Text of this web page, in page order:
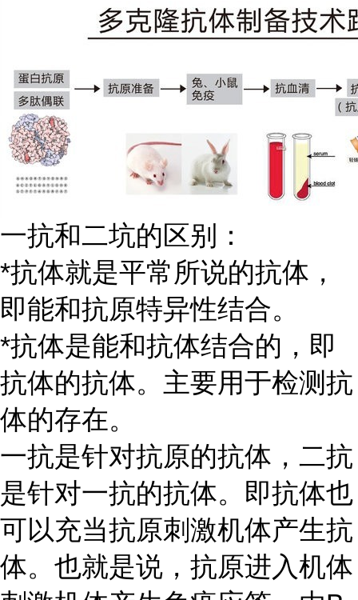
一抗和二坑的区别：
*抗体就是平常所说的抗体，
即能和抗原特异性结合。
*抗体是能和抗体结合的，即
抗体的抗体。主要用于检测抗
体的存在。
一抗是针对抗原的抗体，二抗
是针对一抗的抗体。即抗体也
可以充当抗原刺激机体产生抗
体。也就是说，抗原进入机体